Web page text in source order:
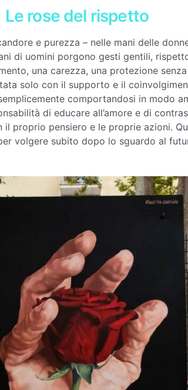
Le rose del rispetto
e purezza – nelle mani delle
di uomini porgono gesti gentili,
una carezza, una protezione
solo con il supporto e il
comportandosi in modo
di educare all’amore e di
il proprio pensiero e le proprie azioni.
volgere subito dopo lo sguardo al